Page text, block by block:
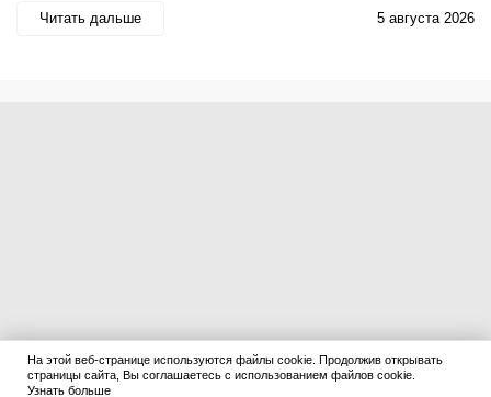
Читать дальше 5 августа 2026
На этой веб-странице используются файлы cookie. Продолжив открывать
страницы сайта, Вы соглашаетесь с использованием файлов cookie.
Узнать больше